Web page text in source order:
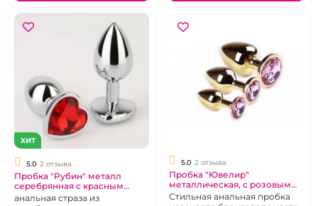
ХИТ
5.0 2 отзыва
Пробка "Рубин" металл
серебрянная с красным
кристаллом в форме сердца
анальная страза из
5.0 2 отзыва
Пробка "Ювелир"
металлическая, с розовым
кристаллом.
Стильная анальная пробка